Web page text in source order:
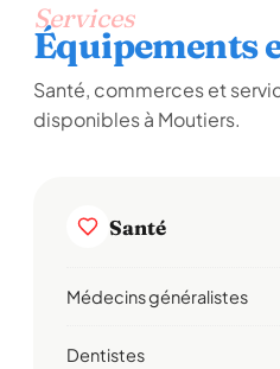
Services
Équipements
Santé, commerces et
disponibles à Moutiers.
Santé
Médecins généralistes
Dentistes